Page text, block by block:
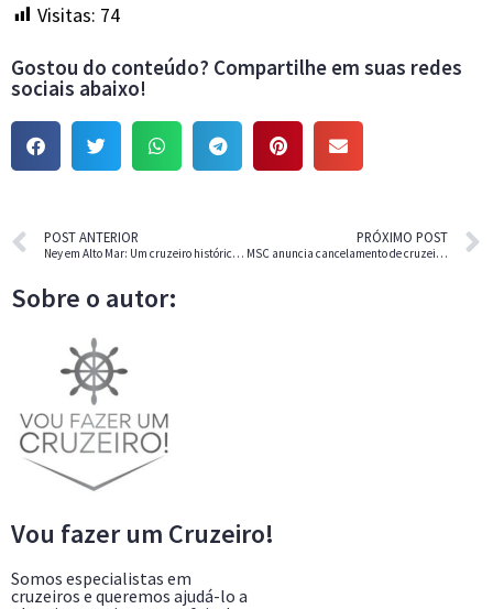
Visitas: 74
Gostou do conteúdo? Compartilhe em suas redes
sociais abaixo!
POST ANTERIOR
Ney em Alto Mar: Um cruzeiro histórico com Neymar Jr. a bordo do navio Preziosa.
PRÓXIMO POST
MSC anuncia cancelamento de cruzeiros no mar vermelho por motivos de segurança.
Sobre o autor:
Vou fazer um Cruzeiro!
Somos especialistas em
cruzeiros e queremos ajudá-lo a